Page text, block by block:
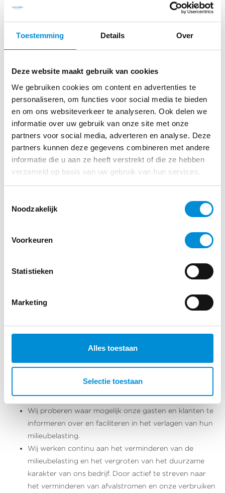
Toestemming Details Over
Deze website maakt gebruik van cookies
We gebruiken cookies om content en advertenties te
personaliseren, om functies voor social media te bieden
en om ons websiteverkeer te analyseren. Ook delen we
informatie over uw gebruik van onze site met onze
partners voor social media, adverteren en analyse. Deze
partners kunnen deze gegevens combineren met andere
informatie die u aan ze heeft verstrekt of die ze hebben
verzameld op basis van uw gebruik van hun services.
Noodzakelijk
Voorkeuren
Statistieken
Marketing
Alles toestaan
Selectie toestaan
Maatschappelijk Verantwoord Ondernemen Verklaring
Azzurro Wellness is zich bewust van de invloed van haar
bedrijfsactiviteiten op de omgeving en de maatschappij en
voor toekomstige generaties behouden en beschikbaar blijft.
Dit doen wij door duurzaamheid steeds verder te integreren
in onze bedrijfsprocessen, diensten en producten.
Om dit te realiseren maken we bewuste keuzes en zoeken
een balans tussen mensen, planeet en resultaat. Dit is een
proces, geen eindbestemming. We zijn continue op zoek
naar haalbare stappen om deze maatschappelijke
verantwoordelijkheid in ons bedrijf vorm te geven. Om dit te
bereiken geven we uitvoering aan de volgende maatregelen:
Wij houden ons actief op de hoogte van MVO-
bijdrage aan de overdracht van onze kennis hierover
aan medewerkers en anderen die het vak willen leren.
leveranciers hoe wij maatschappelijk verantwoord
Wij maken transparante afspraken met betrokken
partijen over de kwaliteit van onze product en hoe we
Wij bepalen naast de financiële impact ook de sociale
en milieu impact van ons product en beperken een
doelen door giften en sponsoring en/of door
vrijwilligerswerk.
Wij proberen waar mogelijk onze gasten en klanten te
informeren over en faciliteren in het verlagen van hun
milieubelasting.
Wij werken continu aan het verminderen van de
milieubelasting en het vergroten van het duurzame
karakter van ons bedrijf. Door actief te streven naar
het verminderen van afvalstromen en onze verbruiken